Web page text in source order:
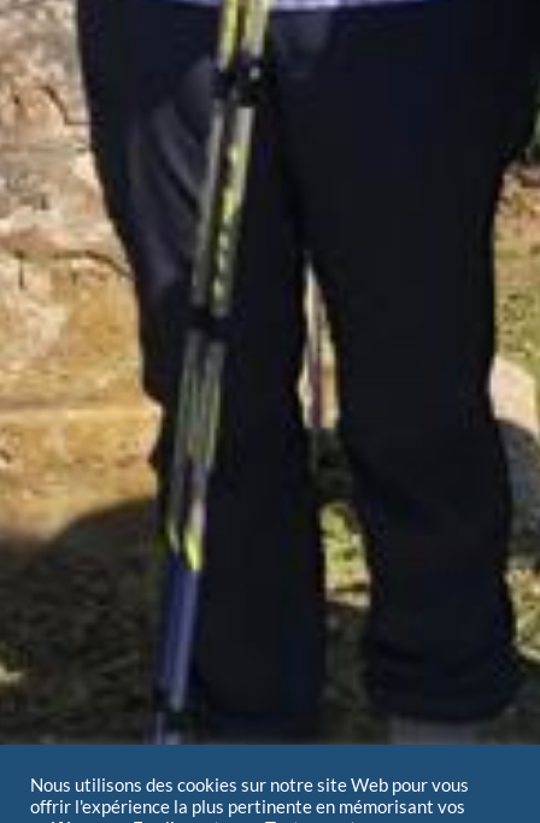
Nous utilisons des cookies sur notre site Web pour vous
offrir l'expérience la plus pertinente en mémorisant vos